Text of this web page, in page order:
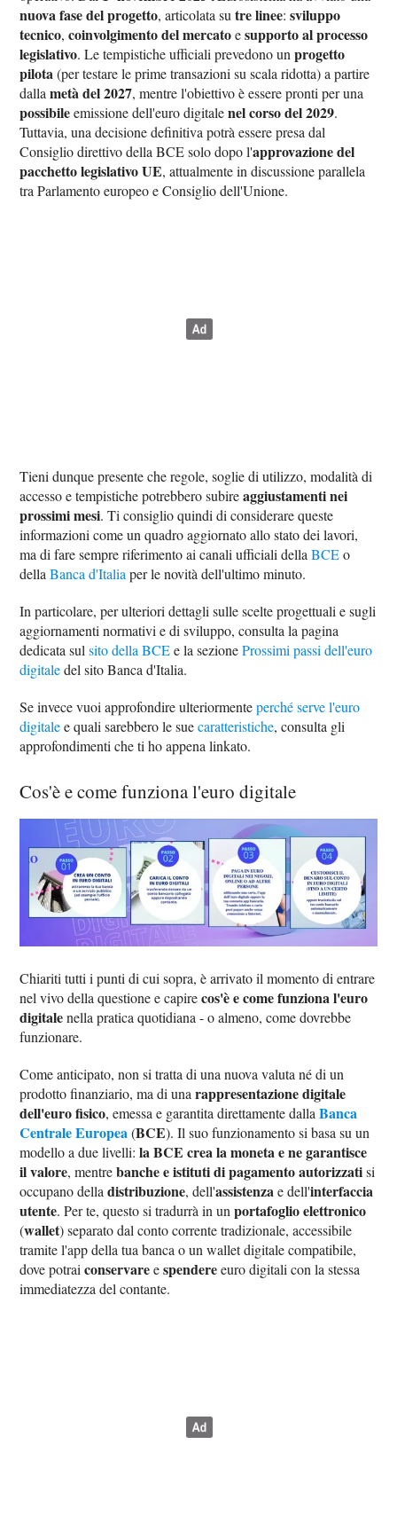
nuova fase del progetto, articolata sutre linee:sviluppo
tecnico,coinvolgimento del mercatoesupporto al processo
legislativo. Le tempistiche ufficiali prevedono unprogetto
pilota(per testare le prime transazioni su scala ridotta) a partire
dallametà del 2027, mentre l'obiettivo è essere pronti per una
possibileemissione dell'euro digitalenel corso del 2029.
Tuttavia, una decisione definitiva potrà essere presa dal
Consiglio direttivo della BCE solo dopo l'approvazione del
pacchetto legislativo UE, attualmente in discussione parallela
tra Parlamento europeo e Consiglio dell'Unione.
Tieni dunque presente che regole, soglie di utilizzo, modalità di
accesso e tempistiche potrebbero subireaggiustamenti nei
prossimi mesi. Ti consiglio quindi di considerare queste
informazioni come un quadro aggiornato allo stato dei lavori,
ma di fare sempre riferimento ai canali ufficiali dellaBCEo
dellaBanca d'Italia per le novità dell'ultimo minuto.
In particolare, per ulteriori dettagli sulle scelte progettuali e sugli
aggiornamenti normativi e di sviluppo, consulta la pagina
dedicata sulsito della BCEe la sezioneProssimi passi dell'euro
digitaledel sito Banca d'Italia.
Se invece vuoi approfondire ulteriormenteperché serve l'euro
digitalee quali sarebbero le suecaratteristiche, consulta gli
approfondimenti che ti ho appena linkato.
Cos'è e come funziona l'euro digitale
Chiariti tutti i punti di cui sopra, è arrivato il momento di entrare
nel vivo della questione e capirecos'è e come funziona l'euro
digitalenella pratica quotidiana - o almeno, come dovrebbe
funzionare.
Come anticipato, non si tratta di una nuova valuta né di un
prodotto finanziario, ma di unarappresentazione digitale
dell'euro fisico, emessa e garantita direttamente dallaBanca
Centrale Europea(BCE). Il suo funzionamento si basa su un
modello a due livelli:la BCE crea la moneta e ne garantisce
il valore, mentrebanche e istituti di pagamento autorizzatisi
occupano delladistribuzione, dell'assistenzae dell'interfaccia
utente. Per te, questo si tradurrà in unportafoglio elettronico
(wallet) separato dal conto corrente tradizionale, accessibile
tramite l'app della tua banca o un wallet digitale compatibile,
dove potraiconservareespendereeuro digitali con la stessa
immediatezza del contante.